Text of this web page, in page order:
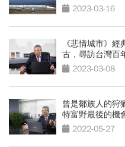
2023-03-16
《悲情城市》
古，尋訪台灣百
2023-03-08
曾是鄒族人的
特富野最後的機
2022-05-27